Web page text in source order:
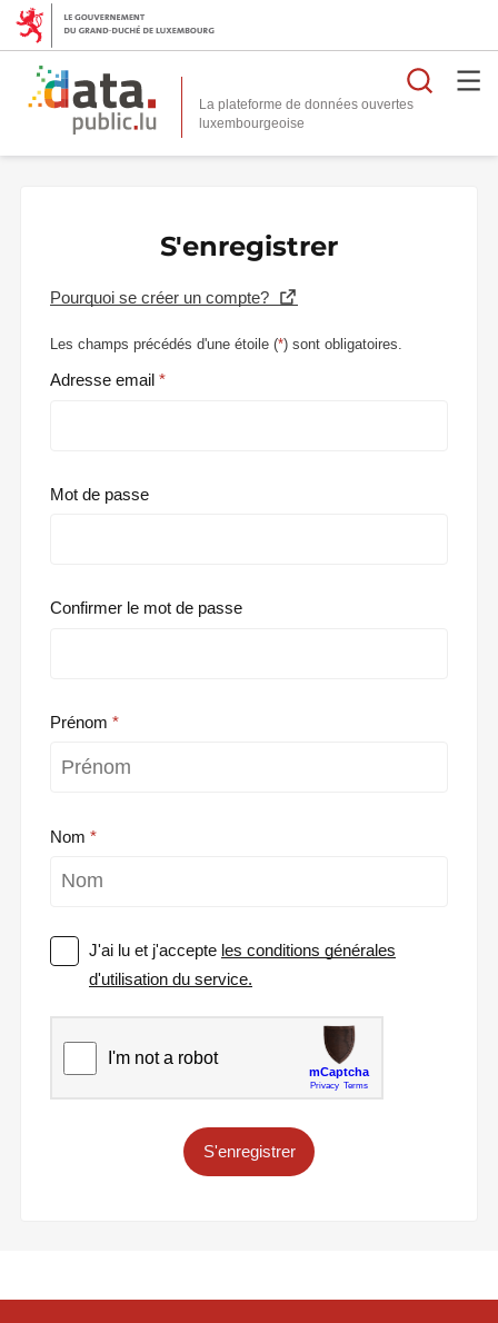
La plateforme de données ouvertes
S'enregistrer
Pourquoi se créer un compte?
Les champs précédés d'une étoile (*) sont obligatoires.
Adresse email
Mot de passe
Confirmer le mot de passe
Prénom
Nom
J'ai lu et j'accepte les conditions générales
d'utilisation du service.
S'enregistrer